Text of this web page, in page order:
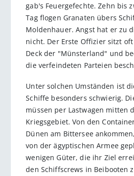
gab's Feuergefechte. Zehn bis
Tag flogen Granaten übers
Moldenhauer. Angst hat er zu
nicht. Der Erste Offizier sitzt
Deck der "Münsterland" und
die verfeindeten Parteien
Unter solchen Umständen ist
Schiffe besonders schwierig.
müssen per Lastwagen mitten
Kriegsgebiet. Von den
Dünen am Bittersee
von der ägyptischen Armee
wenigen Güter, die ihr Ziel
den Schiffscrews in Beibooten